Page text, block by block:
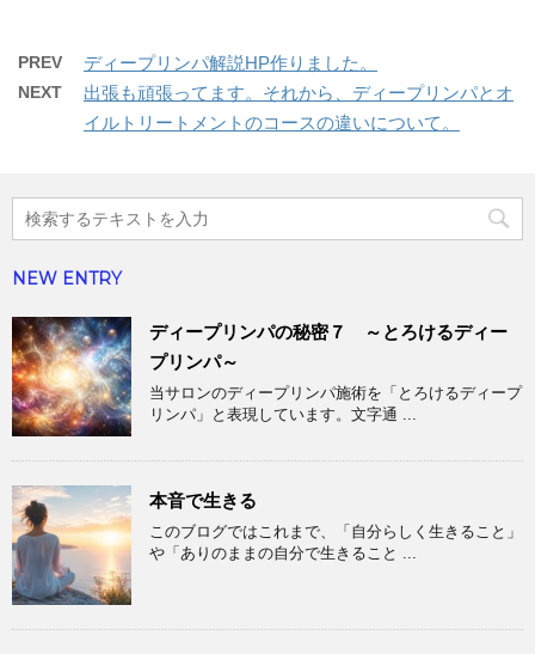
PREV ディープリンパ解説HP作りました。
NEXT
出張も頑張ってます。それから、ディープリンパとオ
イルトリートメントのコースの違いについて。
NEW ENTRY
ディープリンパの秘密７ ～とろけるディー
プリンパ～
当サロンのディープリンパ施術を「とろけるディープ
リンパ」と表現しています。文字通 ...
本音で生きる
このブログではこれまで、「自分らしく生きること」
や「ありのままの自分で生きること ...